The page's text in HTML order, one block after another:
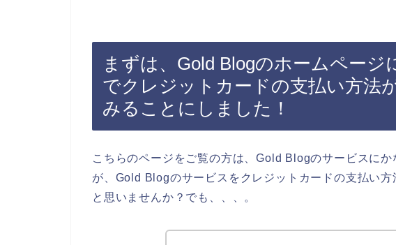
まずは、Gold Blogのホームページ
でクレジットカードの支払い方法
みることにしました！
こちらのページをご覧の方は、Gold Blogのサービスに
が、Gold Blogのサービスをクレジットカードの支払い
と思いませんか？でも、、、。